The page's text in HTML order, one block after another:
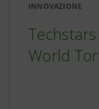
INNOVAZIONE
World